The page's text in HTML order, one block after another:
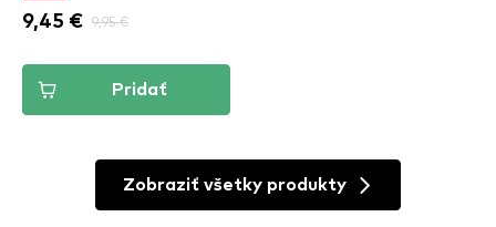
9,45 € 9,95 €
Pridať
Zobraziť všetky produkty